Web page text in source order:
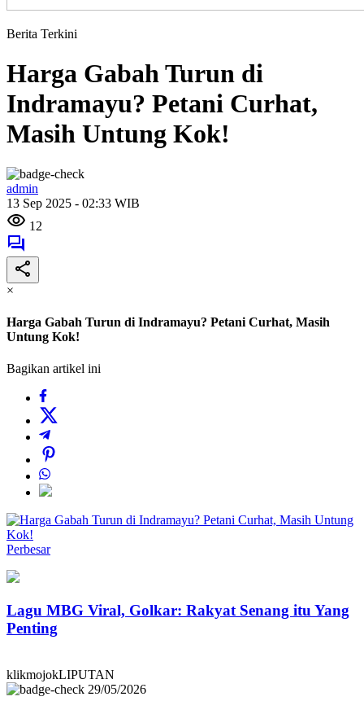
Berita Terkini
Harga Gabah Turun di
Indramayu? Petani Curhat,
Masih Untung Kok!
admin
13 Sep 2025 - 02:33 WIB
12
×
Harga Gabah Turun di Indramayu? Petani Curhat, Masih
Untung Kok!
Bagikan artikel ini
Perbesar
Lagu MBG Viral, Golkar: Rakyat Senang itu Yang
Penting
klikmojokLIPUTAN
29/05/2026